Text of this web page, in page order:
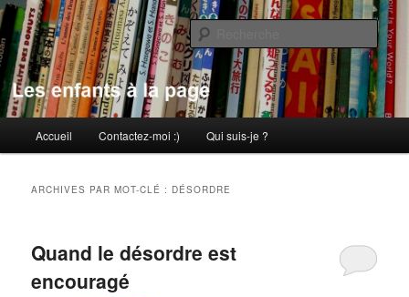
Aller
au
contenu
principal
Aller
au
contenu
secondaireLes enfants à la page
principal
Accueil Contactez-moi :) Qui suis-je ?
ARCHIVES PAR MOT-CLÉ : DÉSORDRE
Quand le désordre est
encouragé